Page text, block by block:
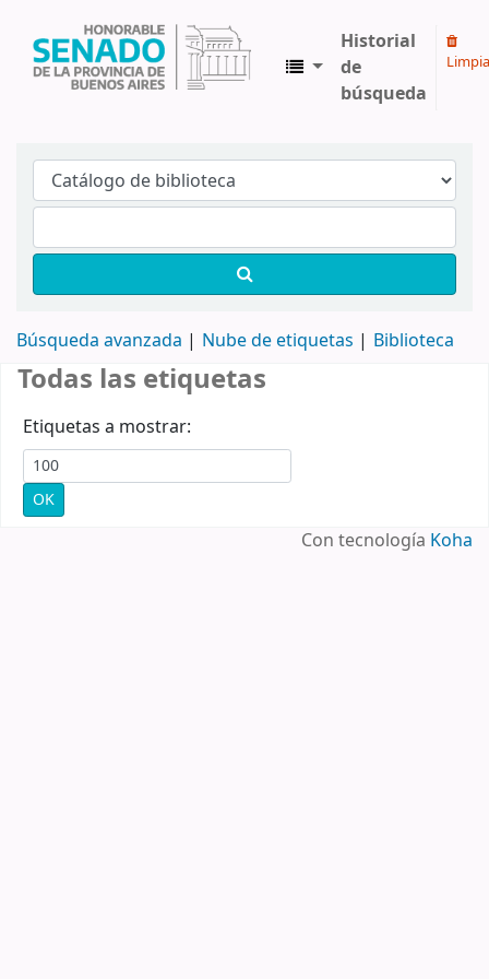
Historial
de
búsqueda
Búsqueda avanzada Nube de etiquetas Biblioteca
Todas las etiquetas
Etiquetas a mostrar:
Con tecnología Koha